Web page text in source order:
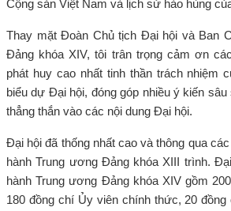
Cộng sản Việt Nam và lịch sử hào hùng
Thay mặt Đoàn Chủ tịch Đại hội và Ban
Đảng khóa XIV, tôi trân trọng cảm ơn
phát huy cao nhất tinh thần trách nhiệm
biểu dự Đại hội, đóng góp nhiều ý kiến
thẳng thắn vào các nội dung Đại hội.
Đại hội đã thống nhất cao và thông qua
hành Trung ương Đảng khóa XIII trình.
hành Trung ương Đảng khóa XIV gồm
180 đồng chí Ủy viên chính thức, 20